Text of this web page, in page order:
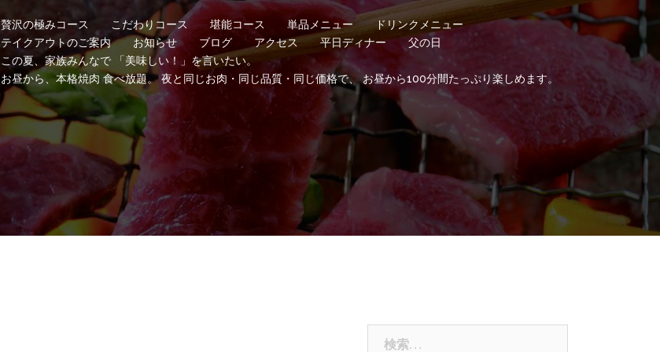
贅沢の極みコース こだわりコース 堪能コース 単品メニュー
ドリンクメニュー
テイクアウトのご案内
お知らせ ブログ アクセス 平日ディナー
父の日
この夏、家族みんなで 「美味しい！」を言いたい。
お昼から、本格焼肉 食べ放題。 夜と同じお肉・同じ品質・同じ価格で、 お昼から100分間たっぷり楽しめます。